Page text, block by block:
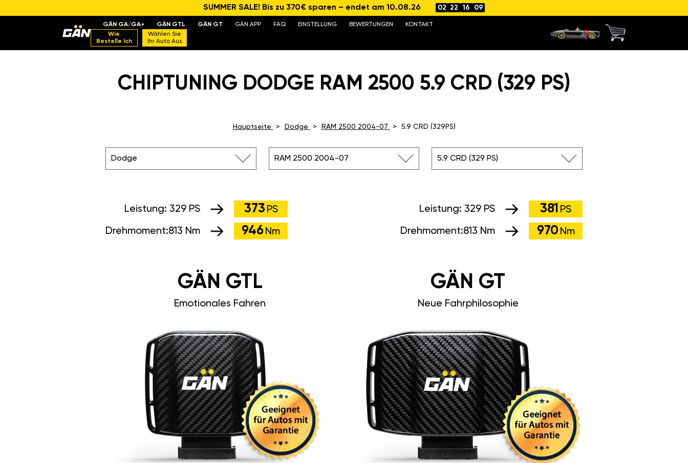
SUMMER SALE! Bis zu 370€ sparen – endet am 10.08.26 02 22 16 09
GÄN GA/GA+ GÄN GTL GÄN GT GÄN APP FAQ EINSTELLUNG BEWERTUNGEN
KONTAKT
Wie
Bestelle Ich
Wählen Sie
Ihr Auto Aus
CHIPTUNING DODGE RAM 2500 5.9 CRD (329 PS)
Hauptseite Dodge RAM 2500 2004-07 5.9 CRD (329PS)
Dodge RAM 2500 2004-07 5.9 CRD (329 PS)
Leistung: 329 PS 381 PS
Drehmoment:813 Nm 970 Nm
Leistung: 329 PS 373 PS
Drehmoment:813 Nm 946 Nm
GÄN GT
Neue Fahrphilosophie
GÄN GTL
Emotionales Fahren